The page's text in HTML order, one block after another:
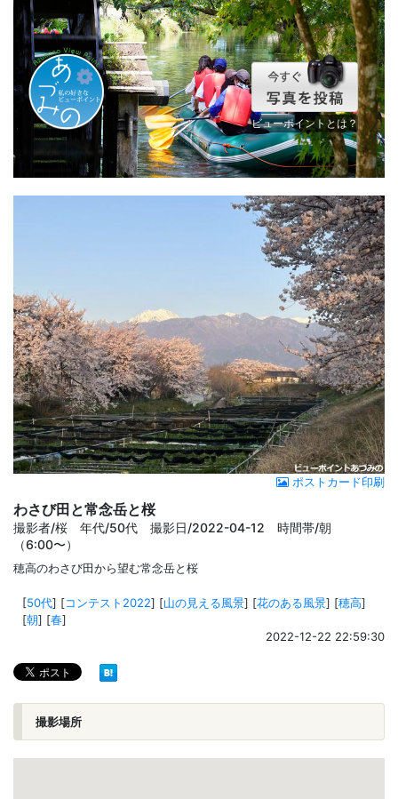
ビューポイントとは？
ポストカード印刷
わさび田と常念岳と桜
撮影者/桜 年代/50代 撮影日/2022-04-12 時間帯/朝
（6:00〜）
穂高のわさび田から望む常念岳と桜
[50代] [コンテスト2022] [山の見える風景] [花のある風景] [穂高]
[朝] [春]
2022-12-22 22:59:30
撮影場所